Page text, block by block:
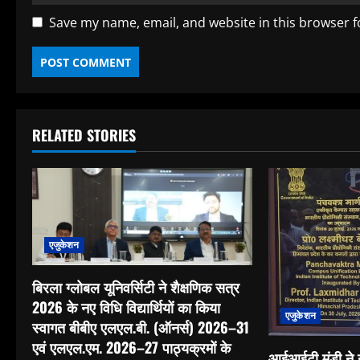
Save my name, email, and website in this browser
RELATED STORIES
एजुकेशन
बिरला ग्लोबल यूनिवर्सिटी ने शैक्षणिक सत्र
2026 के नए विधि विद्यार्थियों का किया
स्वागत बीबीए एलएल.बी. (ऑनर्स) 2026–31
एवं एलएल.एम. 2026–27 पाठ्यक्रमों के
एजुकेशन